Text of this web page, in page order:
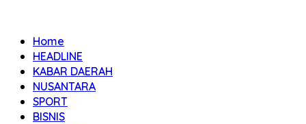
Home
HEADLINE
KABAR DAERAH
NUSANTARA
SPORT
BISNIS